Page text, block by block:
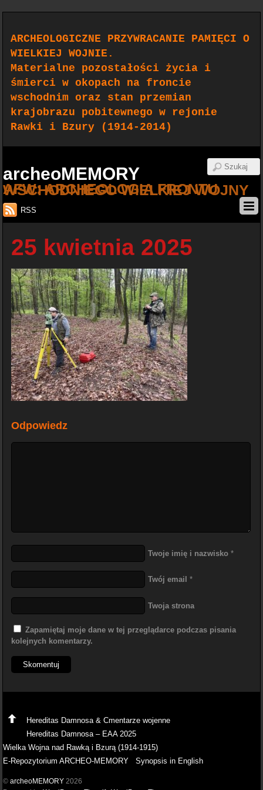
ARCHEOLOGICZNE PRZYWRACANIE PAMIĘCI O
WIELKIEJ WOJNIE.
Materialne pozostałości życia i
śmierci w okopach na froncie
wschodnim oraz stan przemian
krajobrazu pobitewnego w rejonie
Rawki i Bzury (1914-2014)
archeoMEMORY
AFW: ARCHEOLOGIA FRONTU WSCHODNIEGO WIELKIEJ WOJNY
RSS
25 kwietnia 2025
Odpowiedz
Twoje imię i nazwisko *
Twój email *
Twoja strona
Zapamiętaj moje dane w tej przeglądarce podczas pisania
kolejnych komentarzy.
Hereditas Damnosa & Cmentarze wojenne
Hereditas Damnosa – EAA 2025
Wielka Wojna nad Rawką i Bzurą (1914-1915)
E-Repozytorium ARCHEO-MEMORY
Synopsis in English
©archeoMEMORY 2026